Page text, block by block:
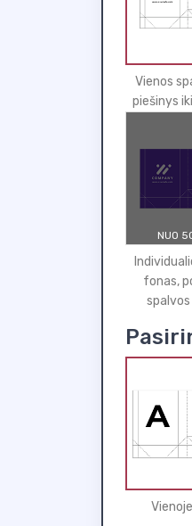
Vienos
piešinys
NUO
fonas,